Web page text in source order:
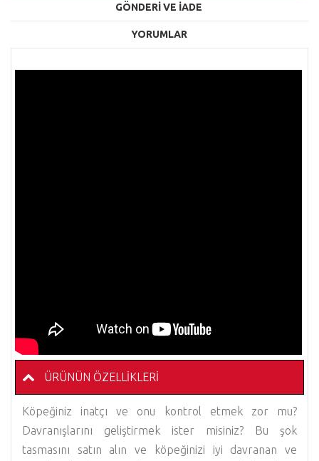
GÖNDERİ VE İADE
YORUMLAR
ÜRÜNÜN ÖZELLIKLERI
Köpeğiniz inatçı ve onu kontrol etmek zor mu?
Davranışlarını geliştirmek ister misiniz? Bu şok
tasmasını satın alın ve köpeğinizi iyi davranan ve